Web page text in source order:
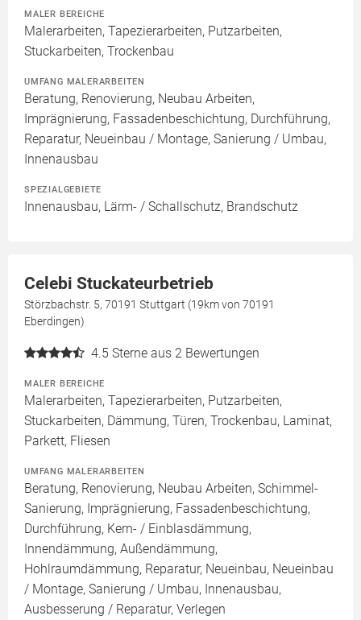
MALER BEREICHE
Malerarbeiten, Tapezierarbeiten, Putzarbeiten,
Stuckarbeiten, Trockenbau
UMFANG MALERARBEITEN
Beratung, Renovierung, Neubau Arbeiten,
Imprägnierung, Fassadenbeschichtung, Durchführung,
Reparatur, Neueinbau / Montage, Sanierung / Umbau,
Innenausbau
SPEZIALGEBIETE
Innenausbau, Lärm- / Schallschutz, Brandschutz
Celebi Stuckateurbetrieb
Störzbachstr. 5, 70191 Stuttgart (19km von 70191
Eberdingen)
4.5 Sterne aus 2 Bewertungen
MALER BEREICHE
Malerarbeiten, Tapezierarbeiten, Putzarbeiten,
Stuckarbeiten, Dämmung, Türen, Trockenbau, Laminat,
Parkett, Fliesen
UMFANG MALERARBEITEN
Beratung, Renovierung, Neubau Arbeiten, Schimmel-
Sanierung, Imprägnierung, Fassadenbeschichtung,
Durchführung, Kern- / Einblasdämmung,
Innendämmung, Außendämmung,
Hohlraumdämmung, Reparatur, Neueinbau, Neueinbau
/ Montage, Sanierung / Umbau, Innenausbau,
Ausbesserung / Reparatur, Verlegen